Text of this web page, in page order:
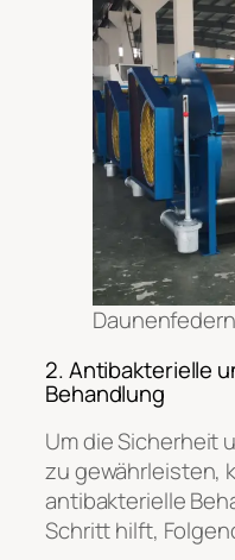
2. Antibakterielle
Behandlung
Um die Sicherheit
zu gewährleisten,
antibakterielle
Schritt hilft,